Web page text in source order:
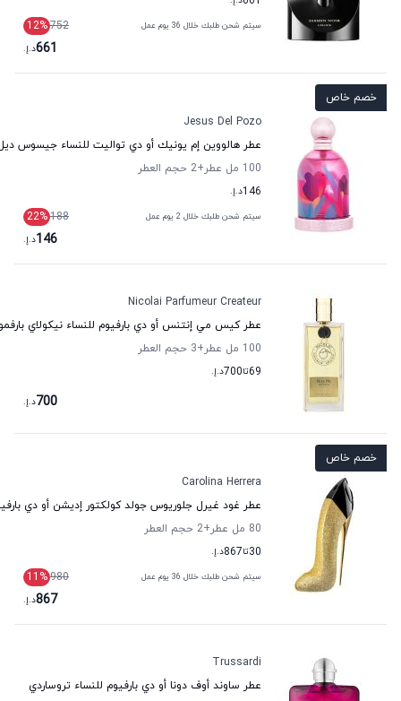
سيتم شحن طلبك خلال 36 يوم عمل 752
12%
661د.إ.
خصم خاص
Jesus Del Pozo
عطر هالووين إم يونيك أو دي تواليت للنساء جيسوس
100 مل عطر
+2
حجم العطر
146د.إ.
سيتم شحن طلبك خلال 2 يوم عمل 188
22%
146د.إ.
Nicolai Parfumeur Createur
عطر كيس مي إنتنس أو دي بارفيوم للنساء نيكولاي
100 مل عطر
+3
حجم العطر
69تا700د.إ.
700د.إ.
خصم خاص
Carolina Herrera
عطر غود غيرل جلوريوس جولد كولكتور إديشن أو دي
80 مل عطر
+2
حجم العطر
30تا867د.إ.
سيتم شحن طلبك خلال 36 يوم عمل 980
11 %
867د.إ.
Trussardi
عطر ساوند أوف دونا أو دي بارفيوم للنساء تروساردي